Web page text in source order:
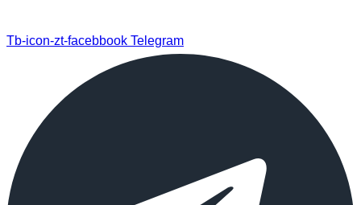
Tb-icon-zt-facebbook Telegram